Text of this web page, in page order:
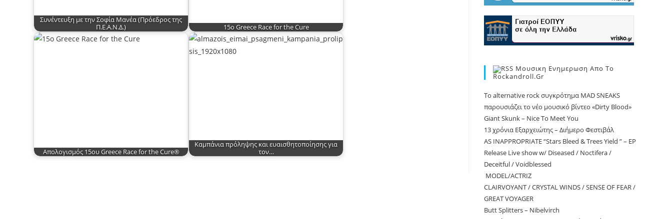
Συνέντευξη με την Σοφία Μανέα (Πρόεδρος της
Π.Ε.Α.Ν.Δ.)
15o Greece Race for the Cure
Απολογισμός 15ου Greece Race for the Cure®
Καμπάνια πρόληψης και ευαισθητοποίησης για
τον…
Μουσικη Ενημερωση Απο Το
Rockandroll.gr
Το alternative rock συγκρότημα MAD SNEAKS
παρουσιάζει το νέο μουσικό βίντεο «Dirty Blood»
Giant Skunk – Nice To Meet You
13 χρόνια Εξαρχειώτης – Διήμερο Φεστιβάλ
AS INAPPROPRIATE “Stars Bleed & Trees Yield ” – EP
Release Live show w/ Diseased / Noctifera /
Deceitful / Voidblessed
MODEL/ACTRIZ
CLAIRVOYANT / CRYSTAL WINDS / SENSE OF FEAR /
GREAT VOYAGER
Butt Splitters – Nibelvirch